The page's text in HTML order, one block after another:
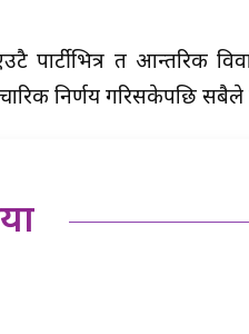
पार्टीभित्र त आन्तरिक
निर्णय गरिसकेपछि सबैले